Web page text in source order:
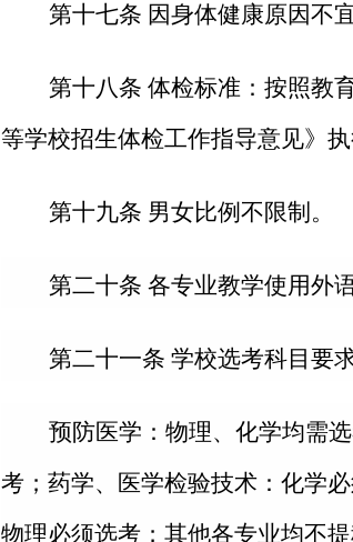
第十七条 因身体健康原因不
第十八条 体检标准：按照教
等学校招生体检工作指导意见》执
第十九条 男女比例不限制。
第二十条 各专业教学使用外
第二十一条 学校选考科目要求
预防医学：物理、化学均需
考；药学、医学检验技术：化学
物理必须选考；其他各专业均不提